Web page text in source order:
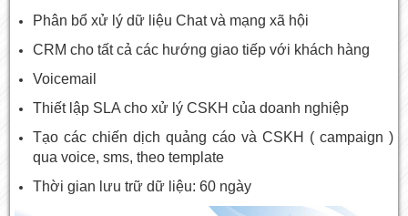
Phân bổ xử lý dữ liệu Chat và mạng xã hội
CRM cho tất cả các hướng giao tiếp với khách hàng
Voicemail
Thiết lập SLA cho xử lý CSKH của doanh nghiệp
Tạo các chiến dịch quảng cáo và CSKH ( campaign )
qua voice, sms, theo template
Thời gian lưu trữ dữ liệu: 60 ngày